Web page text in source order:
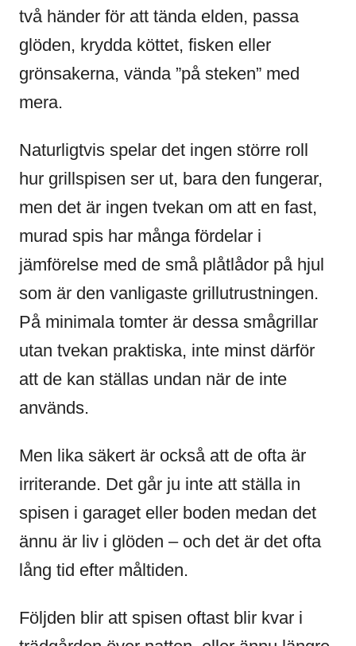
två händer för att tända elden, passa
glöden, krydda köttet, fisken eller
grönsakerna, vända ”på steken” med
mera.
Naturligtvis spelar det ingen större roll
hur grillspisen ser ut, bara den fungerar,
men det är ingen tvekan om att en fast,
murad spis har många fördelar i
jämförelse med de små plåtlådor på hjul
som är den vanligaste grillutrustningen.
På minimala tomter är dessa smågrillar
utan tvekan praktiska, inte minst därför
att de kan ställas undan när de inte
används.
Men lika säkert är också att de ofta är
irriterande. Det går ju inte att ställa in
spisen i garaget eller boden medan det
ännu är liv i glöden – och det är det ofta
lång tid efter måltiden.
Följden blir att spisen oftast blir kvar i